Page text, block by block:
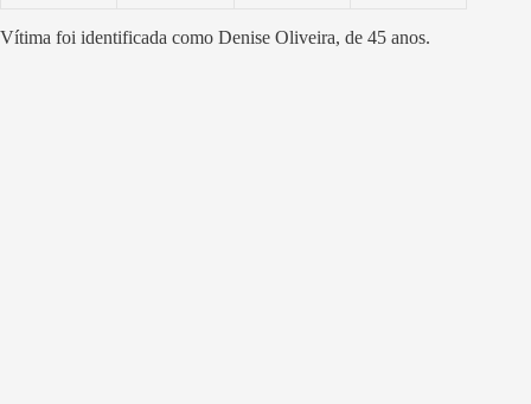
Vítima foi identificada como Denise Oliveira, de 45 anos.